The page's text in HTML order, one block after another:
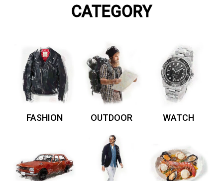
CATEGORY
FASHION OUTDOOR WATCH